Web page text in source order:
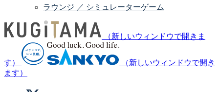
ラウンジ ／ シミュレーターゲーム
（新しいウィンドウで開きま
す）
（新しいウィンドウで開き
ます）